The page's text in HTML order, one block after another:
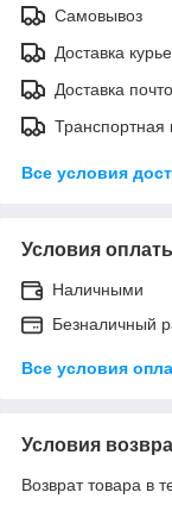
Самовывоз
Доставка
Доставка
Транспортная
Все условия
Условия
Наличными
Безналичный
Все условия
Условия
Возврат товара в